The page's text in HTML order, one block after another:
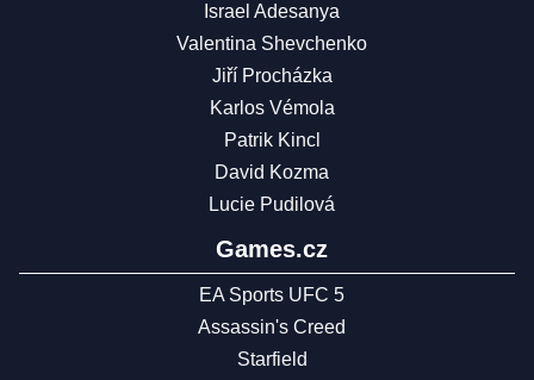
Israel Adesanya
Valentina Shevchenko
Jiří Procházka
Karlos Vémola
Patrik Kincl
David Kozma
Lucie Pudilová
Games.cz
EA Sports UFC 5
Assassin's Creed
Starfield